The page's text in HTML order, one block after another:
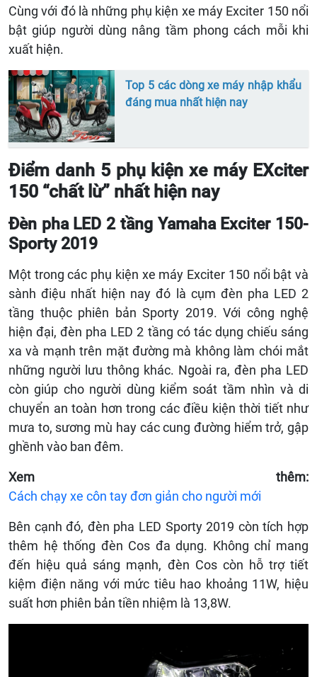
Cùng với đó là những phụ kiện xe máy Exciter 150 nổi
bật giúp người dùng nâng tầm phong cách mỗi khi
xuất hiện.
Top 5 các dòng xe máy nhập khẩu
đáng mua nhất hiện nay
Điểm danh 5 phụ kiện xe máy EXciter
150 “chất lừ” nhất hiện nay
Đèn pha LED 2 tầng Yamaha Exciter 150-
Sporty 2019
Một trong các phụ kiện xe máy Exciter 150 nổi bật và
sành điệu nhất hiện nay đó là cụm đèn pha LED 2
tầng thuộc phiên bản Sporty 2019. Với công nghệ
hiện đại, đèn pha LED 2 tầng có tác dụng chiếu sáng
xa và mạnh trên mặt đường mà không làm chói mắt
những người lưu thông khác. Ngoài ra, đèn pha LED
còn giúp cho người dùng kiểm soát tầm nhìn và di
chuyển an toàn hơn trong các điều kiện thời tiết như
mưa to, sương mù hay các cung đường hiểm trở, gập
ghềnh vào ban đêm.
Xem thêm:
Cách chạy xe côn tay đơn giản cho người mới
Bên cạnh đó, đèn pha LED Sporty 2019 còn tích hợp
thêm hệ thống đèn Cos đa dụng. Không chỉ mang
đến hiệu quả sáng mạnh, đèn Cos còn hỗ trợ tiết
kiệm điện năng với mức tiêu hao khoảng 11W, hiệu
suất hơn phiên bản tiền nhiệm là 13,8W.